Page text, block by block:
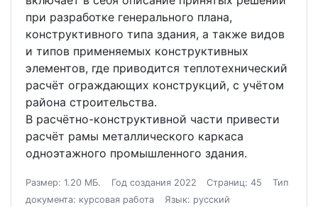
при разработке генерального плана,
конструктивного типа здания, а также видов
и типов применяемых конструктивных
элементов, где приводится теплотехнический
расчёт ограждающих конструкций, с учётом
района строительства.
В расчётно-конструктивной части привести
расчёт рамы металлического каркаса
одноэтажного промышленного здания.
Размер: 1.20 МБ. Год создания 2022 Страниц: 45
Тип
документа: курсовая работа
Язык: русский